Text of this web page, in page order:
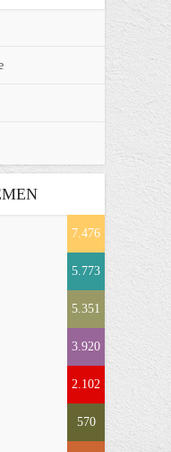
7.476
5.773
5.351
3.920
2.102
570